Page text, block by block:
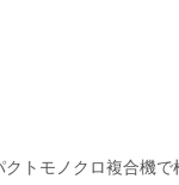
トモノクロ複合機で